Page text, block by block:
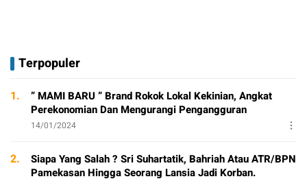
Terpopuler
1.
” MAMI BARU ” Brand Rokok Lokal Kekinian, Angkat
Perekonomian Dan Mengurangi Pengangguran
14/01/2024
2.
Siapa Yang Salah ? Sri Suhartatik, Bahriah Atau ATR/BPN
Pamekasan Hingga Seorang Lansia Jadi Korban.